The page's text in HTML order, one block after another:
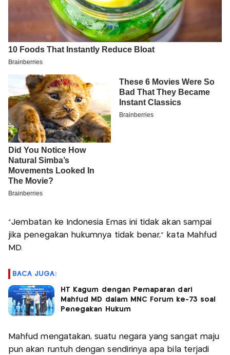
"Jembatan ke Indonesia Emas ini tidak akan sampai
jika penegakan hukumnya tidak benar," kata Mahfud
MD.
BACA JUGA:
HT Kagum dengan Pemaparan dari
Mahfud MD dalam MNC Forum ke-73 soal
Penegakan Hukum
Mahfud mengatakan, suatu negara yang sangat maju
pun akan runtuh dengan sendirinya apa bila terjadi